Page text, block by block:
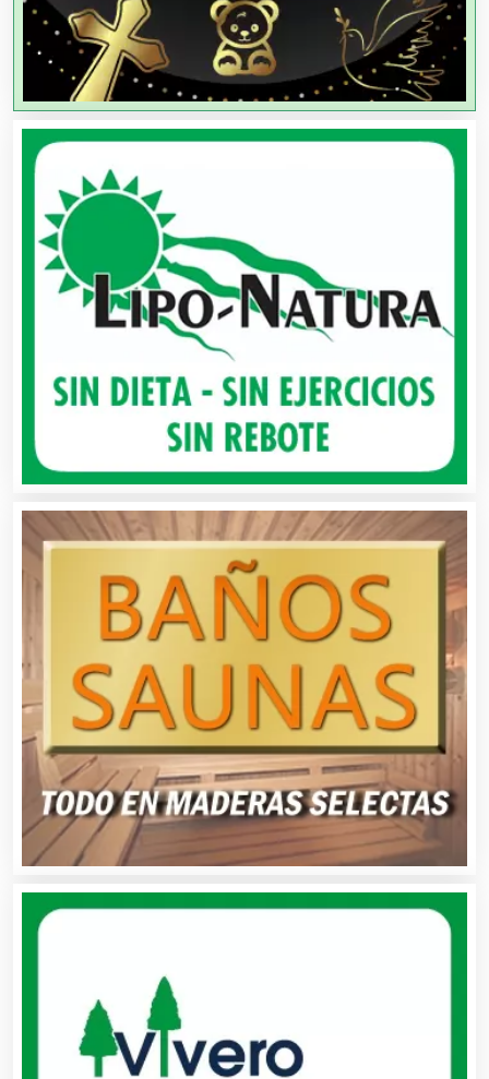
Agencias de Viajes
Agricultores
Agricultura y Ganadería
Agua Purificada
Aire Acondicionado
Albercas
Alimentos
Almacenaje
Alquiler de Autos
Alquiler de Equipos para Fiestas
Alquiler de Trajes de Etiqueta